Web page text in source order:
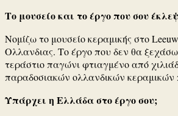
Το μουσείο και το έργο που σου
Νομίζω το μουσείο κεραμικής στο
Ολλανδιας. Το έργο που δεν θα
τεράστιο παγώνι φτιαγμένο από
παραδοσιακών ολλανδικών κεραμικών
Υπάρχει η Ελλάδα στο έργο σου;